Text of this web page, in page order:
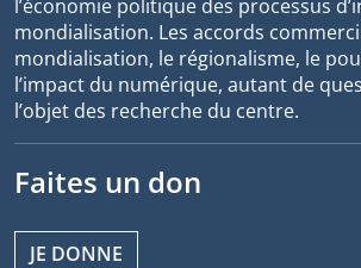
l’économie politique des processus
mondialisation. Les accords
mondialisation, le régionalisme, le
l’impact du numérique, autant de
l’objet des recherche du centre.
Faites un don
JE DONNE